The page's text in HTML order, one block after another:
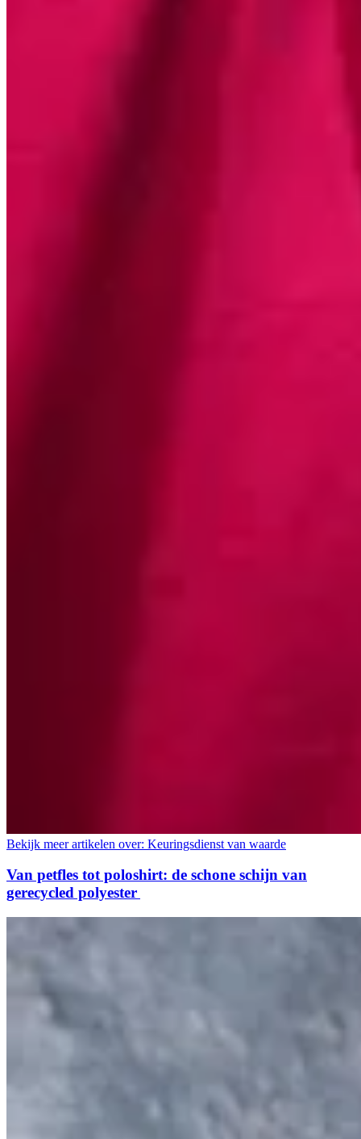
Bekijk meer artikelen over: Keuringsdienst van waarde
Van petfles tot poloshirt: de schone schijn van
gerecycled polyester